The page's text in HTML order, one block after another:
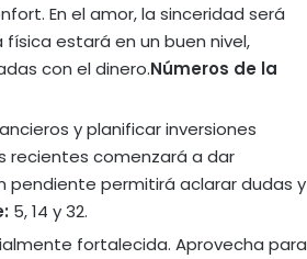
En el amor, la sinceridad será
estará en un buen nivel,
con el dinero.Números de la
y planificar inversiones
recientes comenzará a dar
pendiente permitirá aclarar dudas y
5, 14 y 32.
fortalecida. Aprovecha para